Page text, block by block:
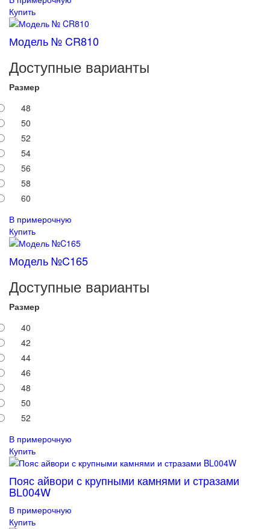
Купить
Модель № CR810
Доступные варианты
Размер
48
50
52
54
56
58
60
В примерочную
Купить
Модель №C165
Доступные варианты
Размер
40
42
44
46
48
50
52
В примерочную
Купить
Пояс айвори с крупными камнями и стразами
BL004W
В примерочную
Купить